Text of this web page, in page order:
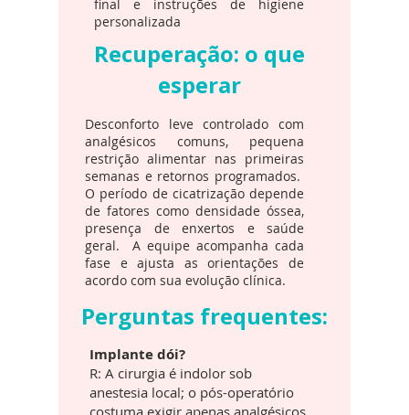
final e instruções de higiene
personalizada
Recuperação: o que
esperar
Desconforto leve controlado com
analgésicos comuns, pequena
restrição alimentar nas primeiras
semanas e retornos programados.
O período de cicatrização depende
de fatores como densidade óssea,
presença de enxertos e saúde
geral. A equipe acompanha cada
fase e ajusta as orientações de
acordo com sua evolução clínica.
Perguntas frequentes:
Implante dói?
R: A cirurgia é indolor sob
anestesia local; o pós-operatório
costuma exigir apenas analgésicos